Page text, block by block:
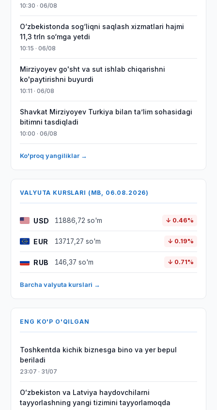
10:30 · 06/08
O‘zbekistonda sog‘liqni saqlash xizmatlari hajmi
11,3 trln so‘mga yetdi
10:15 · 06/08
Mirziyoyev go'sht va sut ishlab chiqarishni
ko'paytirishni buyurdi
10:11 · 06/08
Shavkat Mirziyoyev Turkiya bilan taʼlim sohasidagi
bitimni tasdiqladi
10:00 · 06/08
Ko'proq yangiliklar →
VALYUTA KURSLARI (MB, 06.08.2026)
USD 11886,72 so'm ↓ 0.46%
EUR 13717,27 so'm ↓ 0.19%
RUB 146,37 so'm ↓ 0.71%
Barcha valyuta kurslari →
ENG KO'P O'QILGAN
Toshkentda kichik biznesga bino va yer bepul
beriladi
23:07 · 31/07
Oʻzbekiston va Latviya haydovchilarni
tayyorlashning yangi tizimini tayyorlamoqda